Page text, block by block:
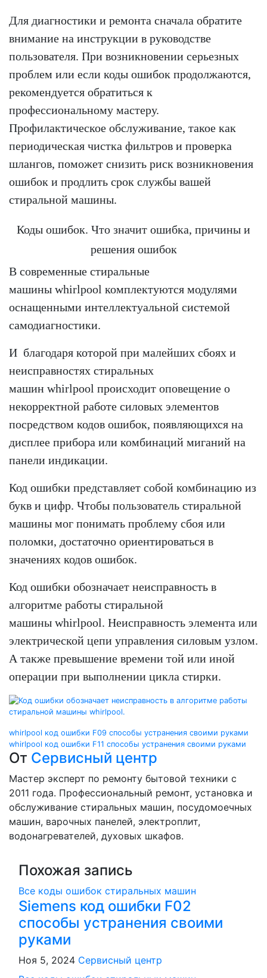
Для диагностики и ремонта сначала обратите
внимание на инструкции в руководстве
пользователя. При возникновении серьезных
проблем или если коды ошибок продолжаются,
рекомендуется обратиться к
профессиональному мастеру.
Профилактическое обслуживание, такое как
периодическая чистка фильтров и проверка
шлангов, поможет снизить риск возникновения
ошибок и продлить срок службы вашей
стиральной машины.
Коды ошибок. Что значит ошибка, причины и
решения ошибок
В современные стиральные
машины whirlpool комплектуются модулями
оснащенными интеллектуальной системой
самодиагностики.
И благодаря которой при малейших сбоях и
неисправностях стиральных
машин whirlpool происходит оповещение о
некорректной работе силовых элементов
посредством кодов ошибок, появляющихся на
дисплее прибора или комбинаций миганий на
панели индикации.
Код ошибки представляет собой комбинацию из
букв и цифр. Чтобы пользователь стиральной
машины мог понимать проблему сбоя или
поломки, достаточно ориентироваться в
значениях кодов ошибок.
Код ошибки обозначает неисправность в
алгоритме работы стиральной
машины whirlpool. Неисправность элемента или
электрической цепи управления силовым узлом.
А также превышение времени той или иной
операции при выполнении цикла стирки.
Навигация
по
записям
whirlpool код ошибки F09 способы устранения своими руками
whirlpool код ошибки F11 способы устранения своими руками
От Сервисный центр
Мастер эксперт по ремонту бытовой техники с
2011 года. Профессиональный ремонт, установка и
обслуживание стиральных машин, посудомоечных
машин, варочных панелей, электроплит,
водонагревателей, духовых шкафов.
Похожая запись
Все коды ошибок стиральных машин
Siemens код ошибки F02
способы устранения своими
руками
Ноя 5, 2024 Сервисный центр